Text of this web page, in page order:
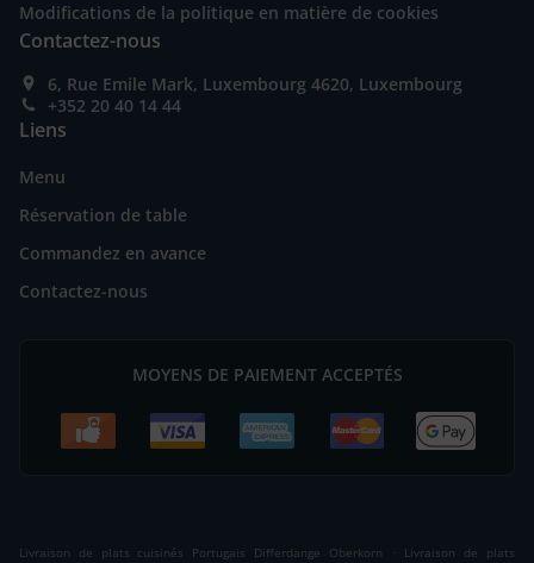
Modifications de la politique en matière de cookies
Contactez-nous
6, Rue Emile Mark, Luxembourg 4620, Luxembourg
+352 20 40 14 44
Liens
Menu
Réservation de table
Commandez en avance
Contactez-nous
MOYENS DE PAIEMENT ACCEPTÉS
Livraison de plats cuisinés Portugais Differdange Oberkorn . Livraison de plats